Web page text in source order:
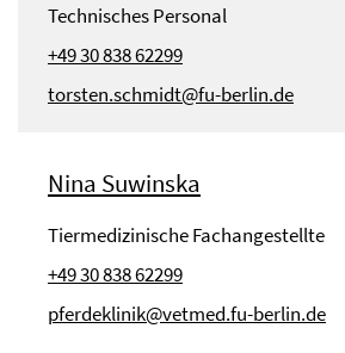
Technisches Personal
+49 30 838 62299
torsten.schmidt@fu-berlin.de
Nina Suwinska
Tiermedizinische Fachangestellte
+49 30 838 62299
pferdeklinik@vetmed.fu-berlin.de